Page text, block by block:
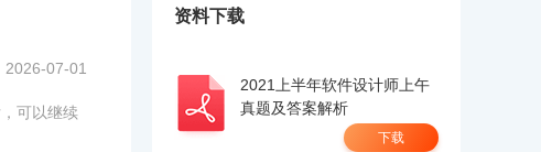
2026-07-01
可以继续
资料下载
2021上半年软件设计师上午
真题及答案解析
下载